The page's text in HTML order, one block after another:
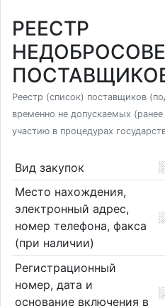
РЕЕСТР
Реестр (список) поставщиков
временно не допускаемых
участию в процедурах
Вид закупок
Место нахождения,
электронный адрес,
номер телефона, факса
(при наличии)
Регистрационный
номер, дата и
основание включения в